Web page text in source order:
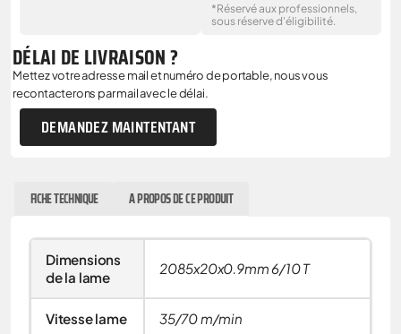
*Réservé aux professionnels,
sous réserve d'éligibilité.
DÉLAI DE LIVRAISON ?
Mettez votre adresse mail et numéro de portable, nous vous
recontacterons par mail avec le délai.
DEMANDEZ MAINTENTANT
FICHE TECHNIQUE A PROPOS DE CE PRODUIT
Dimensions
de la lame
2085x20x0.9mm 6/10 T
Vitesse lame 35/70 m/min